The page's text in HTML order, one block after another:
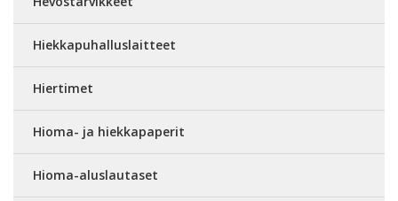
Hiekkapuhalluslaitteet
Hiertimet
Hioma- ja hiekkapaperit
Hioma-aluslautaset